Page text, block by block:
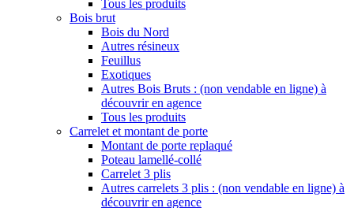
Tous les produits
Bois brut
Bois du Nord
Autres résineux
Feuillus
Exotiques
Autres Bois Bruts : (non vendable en ligne) à
découvrir en agence
Tous les produits
Carrelet et montant de porte
Montant de porte replaqué
Poteau lamellé-collé
Carrelet 3 plis
Autres carrelets 3 plis : (non vendable en ligne) à
découvrir en agence